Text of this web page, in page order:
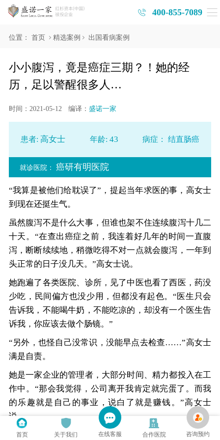
400-855-7089
位置： 首页 精选案例 出国看病案例
小小腹泻，竟是癌症三期？！她的经
历，足以警醒很多人…
时间：2021-05-12 编译：盛诺一家
患者: 高女士 年龄: 43 病症： 结直肠癌
就诊医院： 癌研有明医院
“我算是被他们给耽误了”，提起当年求医的事，高女士
到现在还挺生气。
虽然腹泻不是什么大事，但谁也架不住连续腹泻十几二
十天。“在查出癌症之前，我连着好几年的时间一直腹
泻，断断续续地，稍微吃得不对一点就会腹泻，一年到
头正常的日子没几天。”高女士说。
她跑遍了各类医院、诊所，见了中医也看了西医，药没
少吃，民间偏方也没少用，但都没有起色。“医生只会
告诉我，不能喝牛奶，不能吃凉的，却没有一个医生告
诉我，你应该去做个肠镜。”
“另外，也怪自己没常识，没能早点去检查……”高女士
满是自责。
她是一家企业的管理者，大部分时间、精力都投入在工
作中。“那会我觉得，公司离开我肯定就完蛋了。而我
的乐趣就是自己的事业，说白了就是赚钱。”高女士
说。
首页 关于我们 在线客服 合作医院 咨询预约